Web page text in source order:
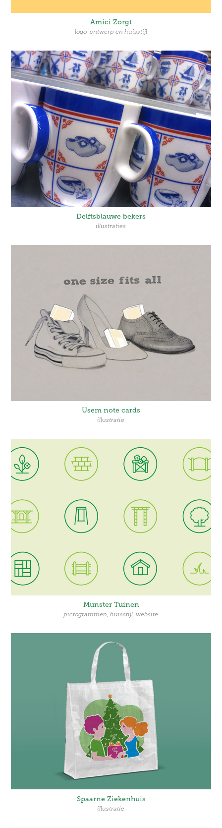
Amici Zorgt
logo-ontwerp en huisstijl
Delftsblauwe bekers
illustraties
Usem note cards
illustratie
Munster Tuinen
pictogrammen, huisstijl, website
Spaarne Ziekenhuis
illustratie